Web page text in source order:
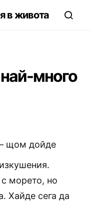
в живота
много
щом дойде
морето, но
Хайде сега да